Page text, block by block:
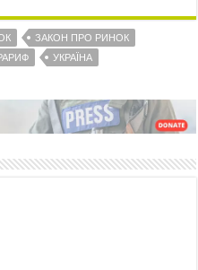
ЗАКОН ПРО РИНОК
УКРАЇНА